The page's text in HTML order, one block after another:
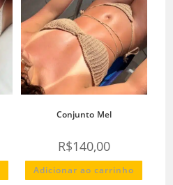
Conjunto Mel
R$140,00
Adicionar ao carrinho